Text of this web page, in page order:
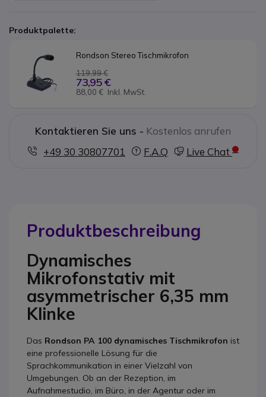
Produktpalette:
119,99 €
73,95 €
88,00 € Inkl. MwSt.
Kontaktieren Sie uns - Kostenlos anrufen
+49 30 30807701
F.A.Q Live Chat
Produktbeschreibung
Dynamisches
Mikrofonstativ mit
asymmetrischer 6,35 mm
Klinke
Das Rondson PA 100 dynamisches Tischmikrofon ist
eine professionelle Lösung für die
Sprachkommunikation in einer Vielzahl von
Umgebungen. Ob an der Rezeption, im
Aufnahmestudio, im Büro, in der Agentur oder im